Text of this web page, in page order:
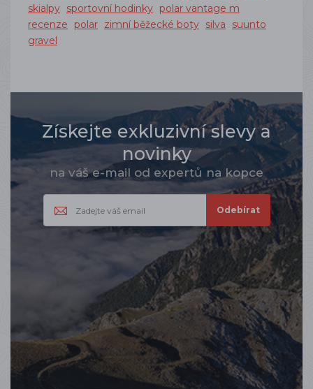
skialpy sportovní hodinky polar vantage m
recenze
polar zimní běžecké boty silva
suunto
gravel
Získejte exkluzivní slevy a
novinky
na váš e-mail od expertů na kopce